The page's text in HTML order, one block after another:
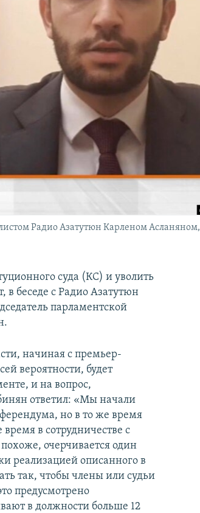
Радио Азатутюн Карленом Асланяном,
суда (КС) и уволить
в беседе с Радио Азатутюн
парламентской
начиная с премьер-
вероятности, будет
и на вопрос,
ответил: «Мы начали
но в то же время
в сотрудничестве с
очерчивается один
реализацией описанного в
так, чтобы члены или судьи
предусмотрено
в должности больше 12